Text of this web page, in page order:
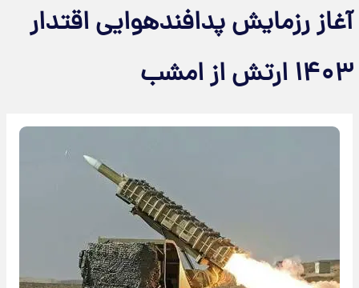
آغاز رزمایش پدافندهوایی اقتدار
۱۴۰۳ ارتش از امشب